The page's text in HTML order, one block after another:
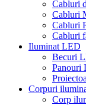
Cabluri
Cabluri
Cabluri
Cabluri
Iluminat LED
Becuri
Panouri
Corpuri
Corp